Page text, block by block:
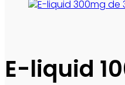
E-liquid